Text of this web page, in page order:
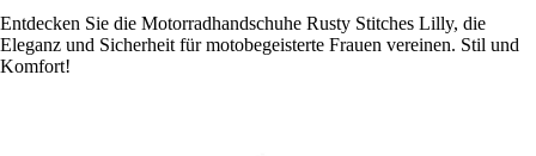
Entdecken Sie die Motorradhandschuhe Rusty Stitches Lilly, die
Eleganz und Sicherheit für motobegeisterte Frauen vereinen. Stil und
Komfort!